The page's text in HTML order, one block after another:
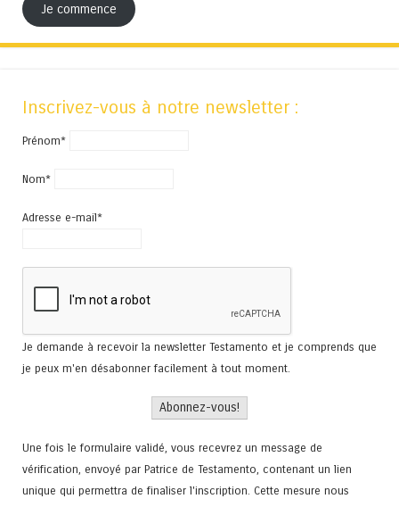
Je commence
Inscrivez-vous à notre newsletter :
Prénom*
Nom*
Adresse e-mail*
Je demande à recevoir la newsletter Testamento et je comprends que
je peux m'en désabonner facilement à tout moment.
Une fois le formulaire validé, vous recevrez un message de
vérification, envoyé par Patrice de Testamento, contenant un lien
unique qui permettra de finaliser l'inscription. Cette mesure nous